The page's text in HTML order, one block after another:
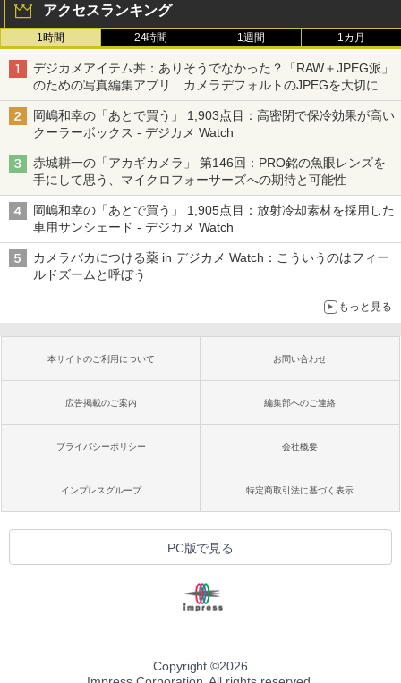
アクセスランキング
1時間 24時間 1週間 1カ月
デジカメアイテム丼：ありそうでなかった？「RAW＋JPEG派」
のための写真編集アプリ カメラデフォルトのJPEGを大切にす
る「Filmator」
岡嶋和幸の「あとで買う」 1,903点目：高密閉で保冷効果が高い
クーラーボックス - デジカメ Watch
赤城耕一の「アカギカメラ」 第146回：PRO銘の魚眼レンズを
手にして思う、マイクロフォーサーズへの期待と可能性
岡嶋和幸の「あとで買う」 1,905点目：放射冷却素材を採用した
車用サンシェード - デジカメ Watch
カメラバカにつける薬 in デジカメ Watch：こういうのはフィー
ルドズームと呼ぼう
もっと見る
本サイトのご利用について お問い合わせ
広告掲載のご案内 編集部へのご連絡
プライバシーポリシー 会社概要
インプレスグループ 特定商取引法に基づく表示
PC版で見る
Copyright ©2026